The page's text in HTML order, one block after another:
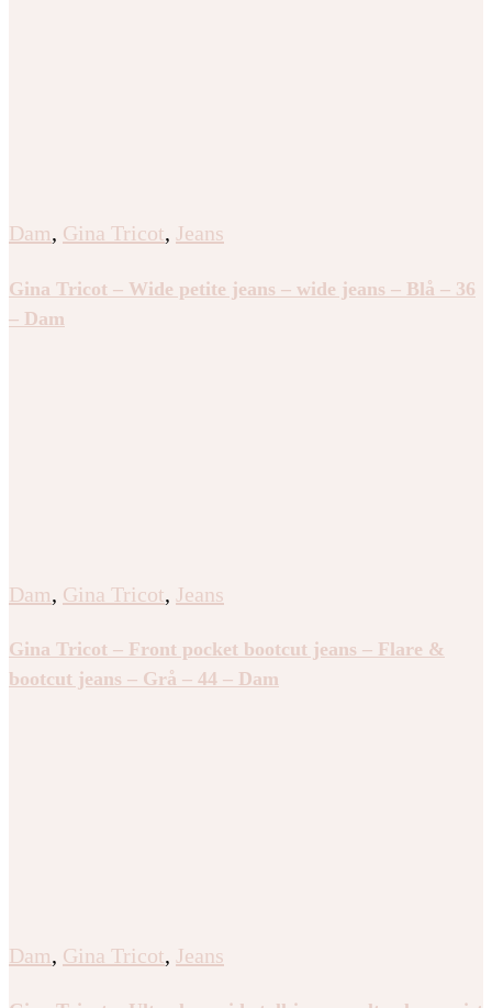
Dam, Gina Tricot, Jeans
Gina Tricot – Wide petite jeans – wide jeans – Blå – 36
– Dam
Dam, Gina Tricot, Jeans
Gina Tricot – Front pocket bootcut jeans – Flare &
bootcut jeans – Grå – 44 – Dam
Dam, Gina Tricot, Jeans